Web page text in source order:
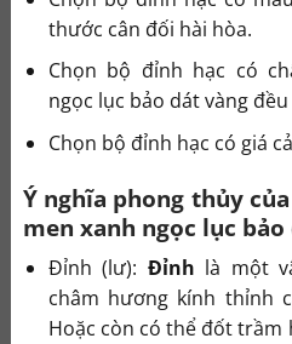
thước cân đối hài hòa.
Chọn bộ đỉnh hạc có
ngọc lục bảo dát vàng
Chọn bộ đỉnh hạc có giá
Ý nghĩa phong thủy
men xanh ngọc lục
Đỉnh (lư): Đỉnh là một
châm hương kính thỉnh
Hoặc còn có thể đốt